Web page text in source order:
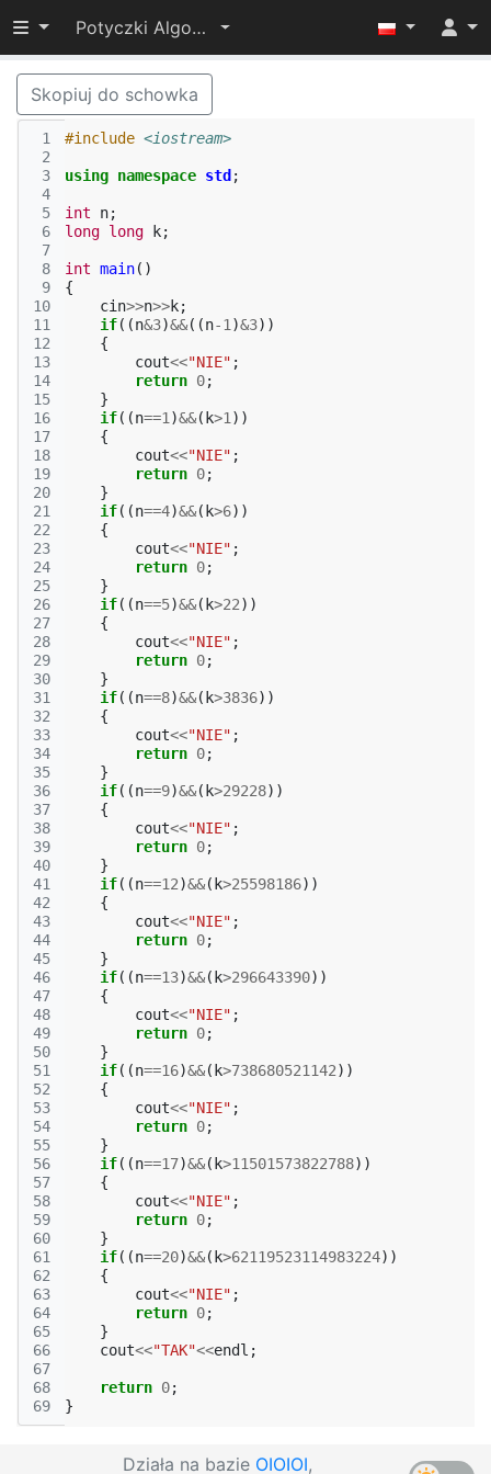
Przełącz widoczność menu
Potyczki Algorytmiczne 2017
Skopiuj do schowka
1
2
3
4
5
6
7
8
9
10
11
12
13
14
15
16
17
18
19
20
21
22
23
24
25
26
27
28
29
30
31
32
33
34
35
36
37
38
39
40
41
42
43
44
45
46
47
48
49
50
51
52
53
54
55
56
57
58
59
60
61
62
63
64
65
66
67
68
69
#include <iostream>
using namespace std ;
int n;
long long k;
int main()
{
cin>>n>>k;
if((n&3)&&((n-1 )&3))
{
cout<<"NIE" ;
return 0;
}
if((n==1 )&&( k>1 ))
{
cout<<"NIE" ;
return 0;
}
if((n==4)&&( k>6))
{
cout<<"NIE" ;
return 0;
}
if((n==5)&&( k>22))
{
cout<<"NIE" ;
return 0;
}
if((n==8)&&( k>3836))
{
cout<<"NIE" ;
return 0;
}
if((n==9)&&( k>29228))
{
cout<<"NIE" ;
return 0;
}
if((n==12)&&( k>25598186))
{
cout<<"NIE" ;
return 0;
}
if((n==13)&&( k>296643390))
{
cout<<"NIE" ;
return 0;
}
if((n==16)&&( k>738680521142))
{
cout<<"NIE" ;
return 0;
}
if((n==17)&&( k>11501573822788))
{
cout<<"NIE" ;
return 0;
}
if((n==20)&&( k>62119523114983224))
{
cout<<"NIE" ;
return 0;
}
cout<<"TAK"<<endl ;
return 0;
}
Działa na bazie OIOIOI,